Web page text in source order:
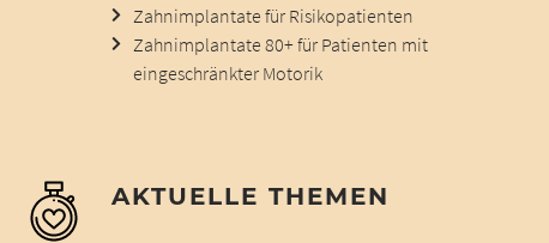
Zahnimplantate für Risikopatienten
Zahnimplantate 80+ für Patienten mit
eingeschränkter Motorik
AKTUELLE THEMEN